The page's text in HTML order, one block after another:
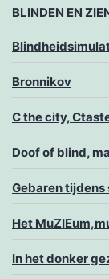
BLINDEN EN
Bronnikov
C the city,
Doof of blind,
Gebaren tijdens
Het
In het donker